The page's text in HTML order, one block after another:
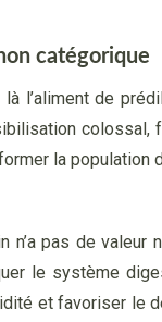
catégorique
là l’aliment de
colossal,
la population
n’a pas de valeur
le système
et favoriser le